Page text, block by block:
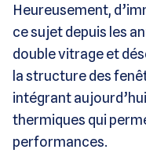
Heureusement,
ce sujet depuis les
double vitrage et
la structure des
intégrant
thermiques qui
performances.